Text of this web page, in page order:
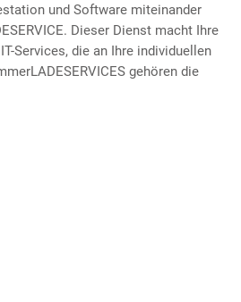
und Software miteinander
Dieser Dienst macht Ihre
Services, die an Ihre individuellen
gehören die